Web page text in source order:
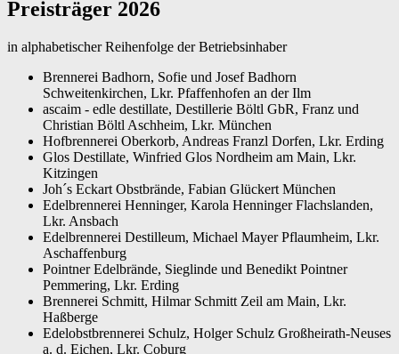
Preisträger 2026
in alphabetischer Reihenfolge der Betriebsinhaber
Brennerei Badhorn, Sofie und Josef Badhorn
Schweitenkirchen, Lkr. Pfaffenhofen an der Ilm
ascaim - edle destillate, Destillerie Böltl GbR, Franz und
Christian Böltl Aschheim, Lkr. München
Hofbrennerei Oberkorb, Andreas Franzl Dorfen, Lkr. Erding
Glos Destillate, Winfried Glos Nordheim am Main, Lkr.
Kitzingen
Joh´s Eckart Obstbrände, Fabian Glückert München
Edelbrennerei Henninger, Karola Henninger Flachslanden,
Lkr. Ansbach
Edelbrennerei Destilleum, Michael Mayer Pflaumheim, Lkr.
Aschaffenburg
Pointner Edelbrände, Sieglinde und Benedikt Pointner
Pemmering, Lkr. Erding
Brennerei Schmitt, Hilmar Schmitt Zeil am Main, Lkr.
Haßberge
Edelobstbrennerei Schulz, Holger Schulz Großheirath-Neuses
a. d. Eichen, Lkr. Coburg